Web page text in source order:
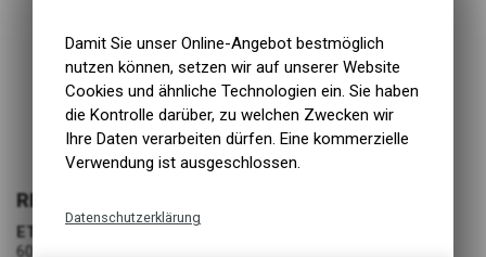
Mit Pannenschutzja
Typ PannenschutzK-Guard
Fat Frank - Macht auf jedem Cruiser eine verführerisch
gute Figur
Zusätzlich ist der Reifen mit einem Kevlar® Guard
Pannenschutz ausgestattet
REIFEN FAHRRAD
ETRTO
60-559
Damit Sie unser Online-Angebot bestmöglich
nutzen können, setzen wir auf unserer Website
Cookies und ähnliche Technologien ein. Sie haben
die Kontrolle darüber, zu welchen Zwecken wir
Ihre Daten verarbeiten dürfen. Eine kommerzielle
Verwendung ist ausgeschlossen.
Datenschutzerklärung